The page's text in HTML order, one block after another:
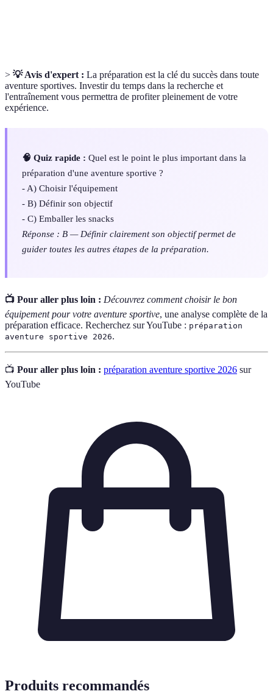
> 💡 Avis d'expert : La préparation est la clé du succès dans toute
aventure sportives. Investir du temps dans la recherche et
l'entraînement vous permettra de profiter pleinement de votre
expérience.
🧠 Quiz rapide : Quel est le point le plus important dans la
préparation d'une aventure sportive ?
- A) Choisir l'équipement
- B) Définir son objectif
- C) Emballer les snacks
Réponse : B — Définir clairement son objectif permet de
guider toutes les autres étapes de la préparation.
📺 Pour aller plus loin : Découvrez comment choisir le bon
équipement pour votre aventure sportive, une analyse complète de la
préparation efficace. Recherchez sur YouTube : préparation
aventure sportive 2026.
📺 Pour aller plus loin : préparation aventure sportive 2026 sur
YouTube
Produits recommandés